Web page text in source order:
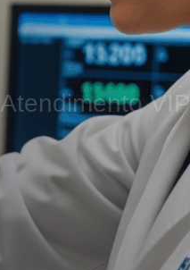
AtendimentoVIP